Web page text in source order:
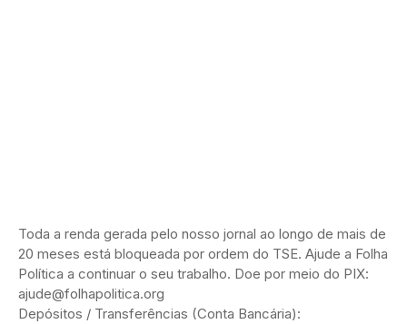
Toda a renda gerada pelo nosso jornal ao longo de mais de
20 meses está bloqueada por ordem do TSE. Ajude a Folha
Política a continuar o seu trabalho. Doe por meio do PIX:
ajude@folhapolitica.org
Depósitos / Transferências (Conta Bancária):